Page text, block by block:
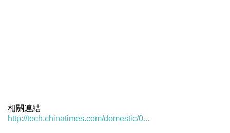
相關連結
http://tech.chinatimes.com/domestic/0...